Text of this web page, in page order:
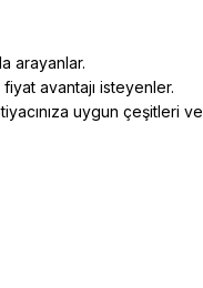
arayanlar.
avantajı isteyenler.
uygun çeşitleri ve